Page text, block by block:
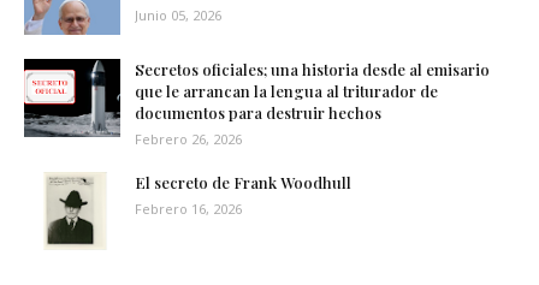
Junio 05, 2026
Secretos oficiales; una historia desde al emisario
que le arrancan la lengua al triturador de
documentos para destruir hechos
Febrero 26, 2026
El secreto de Frank Woodhull
Febrero 16, 2026